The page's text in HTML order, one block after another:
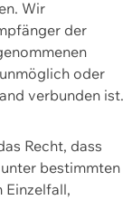
Wir
der
oder
verbunden ist.
Recht, dass
bestimmten
Einzelfall,